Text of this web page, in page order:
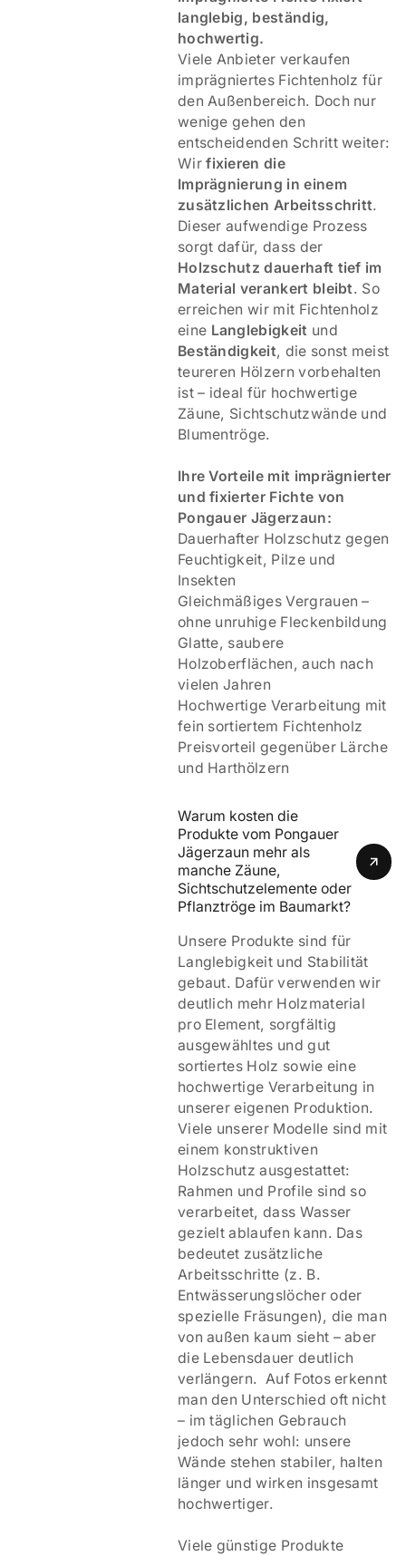
langlebig, beständig,
hochwertig.
Viele Anbieter verkaufen
imprägniertes Fichtenholz für
den Außenbereich. Doch nur
wenige gehen den
entscheidenden Schritt weiter:
Wirfixieren die
Imprägnierung in einem
zusätzlichen Arbeitsschritt.
Dieser aufwendige Prozess
sorgt dafür, dass der
Holzschutz dauerhaft tief im
Material verankert bleibt. So
erreichen wir mit Fichtenholz
eine Langlebigkeit und
Beständigkeit, die sonst meist
teureren Hölzern vorbehalten
ist – ideal für hochwertige
Zäune, Sichtschutzwände und
Blumentröge.
Ihre Vorteile mit imprägnierter
und fixierter Fichte von
Pongauer Jägerzaun:
Dauerhafter Holzschutz gegen
Feuchtigkeit, Pilze und
Insekten
Gleichmäßiges Vergrauen –
ohne unruhige Fleckenbildung
Glatte, saubere
Holzoberflächen, auch nach
vielen Jahren
Hochwertige Verarbeitung mit
fein sortiertem Fichtenholz
Preisvorteil gegenüber Lärche
und Harthölzern
Warum kosten die
Produkte vom Pongauer
Jägerzaun mehr als
manche Zäune,
Sichtschutzelemente oder
Pflanztröge im Baumarkt?
Unsere Produkte sind für
Langlebigkeit und Stabilität
gebaut. Dafür verwenden wir
deutlich mehr Holzmaterial
pro Element, sorgfältig
ausgewähltes und gut
sortiertes Holz sowie eine
hochwertige Verarbeitung in
unserer eigenen Produktion.
Viele unserer Modelle sind mit
einem konstruktiven
Holzschutz ausgestattet:
Rahmen und Profile sind so
verarbeitet, dass Wasser
gezielt ablaufen kann. Das
bedeutet zusätzliche
Arbeitsschritte (z. B.
Entwässerungslöcher oder
spezielle Fräsungen), die man
von außen kaum sieht – aber
die Lebensdauer deutlich
verlängern. Auf Fotos erkennt
man den Unterschied oft nicht
– im täglichen Gebrauch
jedoch sehr wohl: unsere
Wände stehen stabiler, halten
länger und wirken insgesamt
hochwertiger.
Viele günstige Produkte